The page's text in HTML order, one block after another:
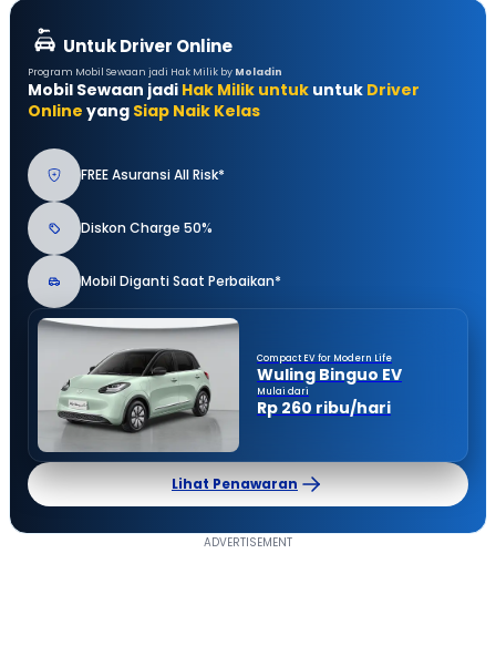
Untuk Driver Online
Program Mobil Sewaan jadi Hak Milik by Moladin
Mobil Sewaan jadi Hak Milik untuk untuk Driver
Online yang Siap Naik Kelas
FREE Asuransi All Risk*
Diskon Charge 50%
Mobil Diganti Saat Perbaikan*
Compact EV for Modern Life
Wuling Binguo EV
Mulai dari
Rp 260 ribu/hari
Lihat Penawaran